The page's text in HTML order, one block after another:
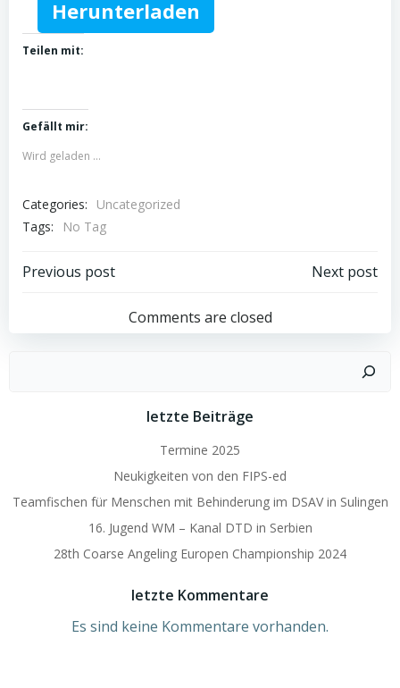
Herunterladen
Teilen mit:
Gefällt mir:
Wird geladen …
Categories:
Uncategorized
Tags:
No Tag
Post
navigation
Previous post
navigation
Next post
Comments are closed
letzte Beiträge
Termine 2025
Neukigkeiten von den FIPS-ed
Teamfischen für Menschen mit Behinderung im DSAV in Sulingen
16. Jugend WM – Kanal DTD in Serbien
28th Coarse Angeling Europen Championship 2024
letzte Kommentare
Es sind keine Kommentare vorhanden.